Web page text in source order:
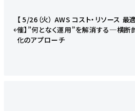
【 5/26（火） AWS コスト・リソース
催】”何となく運用”を解消する─横
化のアプローチ